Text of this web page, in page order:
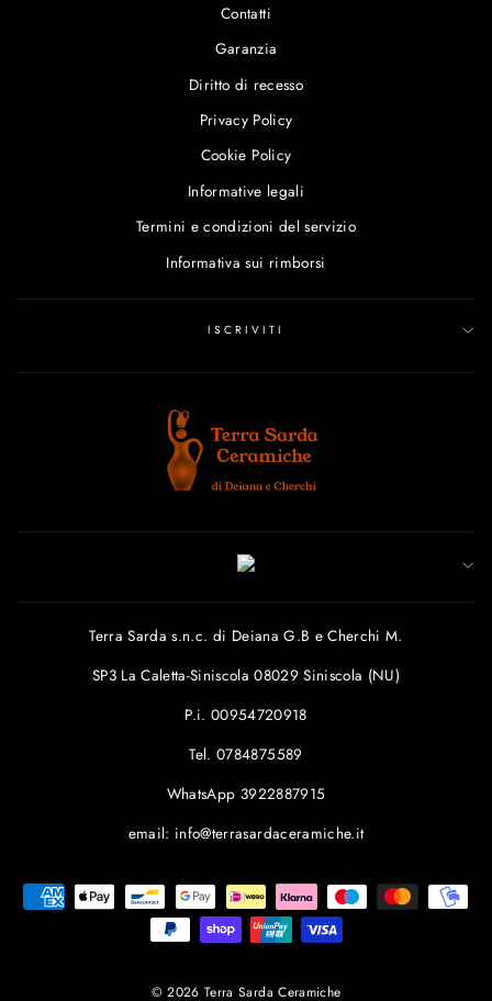
Contatti
Garanzia
Diritto di recesso
Privacy Policy
Cookie Policy
Informative legali
Termini e condizioni del servizio
Informativa sui rimborsi
ISCRIVITI
Terra Sarda s.n.c. di Deiana G.B e Cherchi M.
SP3 La Caletta-Siniscola 08029 Siniscola (NU)
P.i. 00954720918
Tel. 0784875589
WhatsApp 3922887915
email: info@terrasardaceramiche.it
© 2026 Terra Sarda Ceramiche